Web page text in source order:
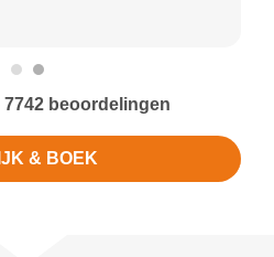
7742 beoordelingen
& BOEK